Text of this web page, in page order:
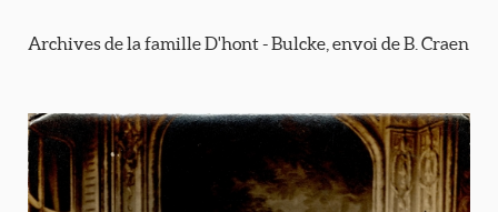
Archives de la famille D'hont - Bulcke, envoi de B. Craen